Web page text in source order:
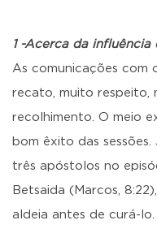
1 -Acerca da
As comunicações com
recato, muito respeito,
recolhimento. O meio
bom êxito das
três apóstolos no
Betsaida (Marcos,
aldeia antes de curá-